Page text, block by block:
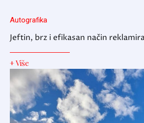
Autografika
Jeftin, brz i efikasan način
+ Više